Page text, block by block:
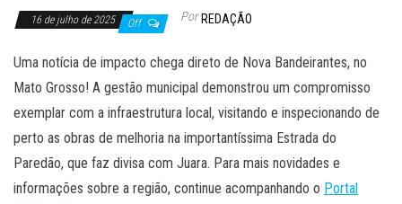
16 de julho de 2025 Off Por REDAÇÃO
Uma notícia de impacto chega direto de Nova Bandeirantes, no
Mato Grosso! A gestão municipal demonstrou um compromisso
exemplar com a infraestrutura local, visitando e inspecionando de
perto as obras de melhoria na importantíssima Estrada do
Paredão, que faz divisa com Juara. Para mais novidades e
informações sobre a região, continue acompanhando o Portal